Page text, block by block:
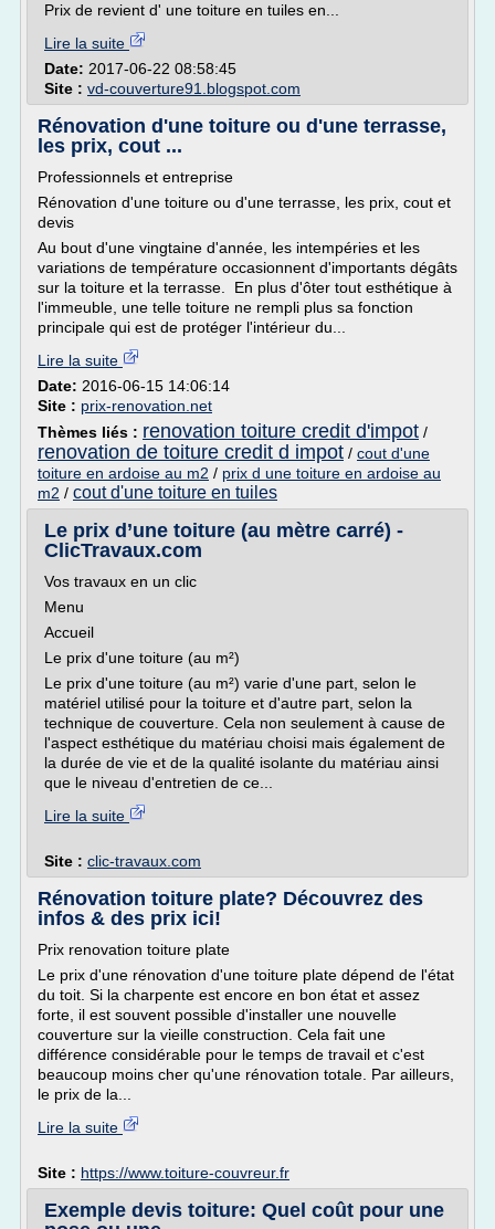
Prix de revient d' une toiture en tuiles en...
Lire la suite
Date: 2017-06-22 08:58:45
Site : vd-couverture91.blogspot.com
Rénovation d'une toiture ou d'une terrasse,
les prix, cout ...
Professionnels et entreprise
Rénovation d'une toiture ou d'une terrasse, les prix, cout et
devis
Au bout d'une vingtaine d'année, les intempéries et les
variations de température occasionnent d'importants dégâts
sur la toiture et la terrasse. En plus d'ôter tout esthétique à
l'immeuble, une telle toiture ne rempli plus sa fonction
principale qui est de protéger l'intérieur du...
Lire la suite
Date: 2016-06-15 14:06:14
Site : prix-renovation.net
Thèmes liés : renovation toiture credit d'impot /
renovation de toiture credit d impot / cout d'une
toiture en ardoise au m2 / prix d une toiture en ardoise au
m2 / cout d'une toiture en tuiles
Le prix d’une toiture (au mètre carré) -
ClicTravaux.com
Vos travaux en un clic
Menu
Accueil
Le prix d'une toiture (au m²)
Le prix d'une toiture (au m²) varie d'une part, selon le
matériel utilisé pour la toiture et d'autre part, selon la
technique de couverture. Cela non seulement à cause de
l'aspect esthétique du matériau choisi mais également de
la durée de vie et de la qualité isolante du matériau ainsi
que le niveau d'entretien de ce...
Lire la suite
Site : clic-travaux.com
Rénovation toiture plate? Découvrez des
infos & des prix ici!
Prix renovation toiture plate
Le prix d'une rénovation d'une toiture plate dépend de l'état
du toit. Si la charpente est encore en bon état et assez
forte, il est souvent possible d'installer une nouvelle
couverture sur la vieille construction. Cela fait une
différence considérable pour le temps de travail et c'est
beaucoup moins cher qu'une rénovation totale. Par ailleurs,
le prix de la...
Lire la suite
Site : https://www.toiture-couvreur.fr
Exemple devis toiture: Quel coût pour une